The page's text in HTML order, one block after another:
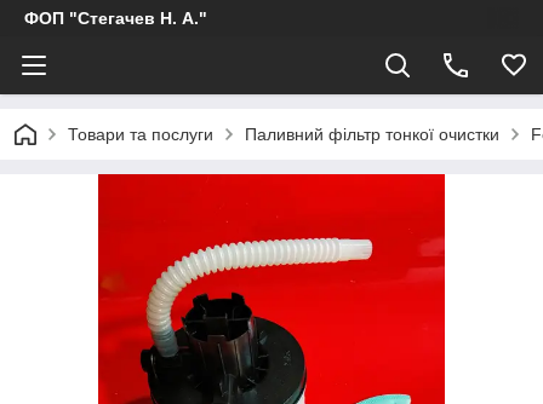
ФОП "Стегачев Н. А."
Товари та послуги Паливний фільтр тонкої очистки